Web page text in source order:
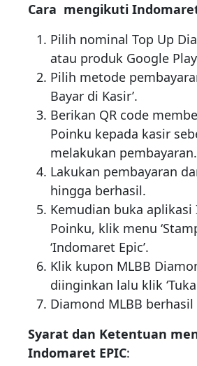
Cara mengikuti Indomaret
Pilih nominal Top Up
atau produk Google
Pilih metode
Bayar di Kasir’.
Berikan QR code
Poinku kepada kasir
melakukan pembayaran.
Lakukan pembayaran
hingga berhasil.
Kemudian buka
Poinku, klik menu
‘Indomaret Epic’.
Klik kupon MLBB
diinginkan lalu klik
Diamond MLBB
Syarat dan Ketentuan
Indomaret EPIC: